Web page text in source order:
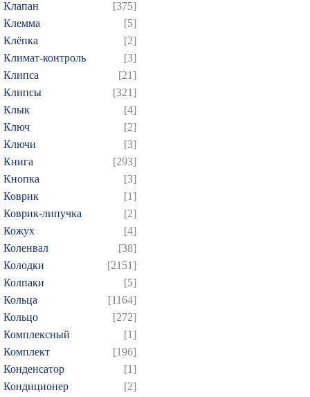
Клапан
[375]
Клемма
[5]
Клёпка
[2]
Климат-контроль
[3]
Клипса
[21]
Клипсы
[321]
Клык
[4]
Ключ
[2]
Ключи
[3]
Книга
[293]
Кнопка
[3]
Коврик
[1]
Коврик-липучка
[2]
Кожух
[4]
Коленвал
[38]
Колодки
[2151]
Колпаки
[5]
Кольца
[1164]
Кольцо
[272]
Комплексный
[1]
Комплект
[196]
Конденсатор
[1]
Кондиционер
[2]